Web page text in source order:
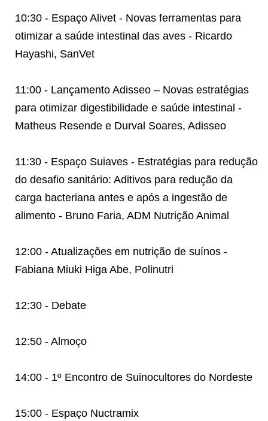
10:30 - Espaço Alivet - Novas ferramentas para
otimizar a saúde intestinal das aves - Ricardo
Hayashi, SanVet
11:00 - Lançamento Adisseo – Novas estratégias
para otimizar digestibilidade e saúde intestinal -
Matheus Resende e Durval Soares, Adisseo
11:30 - Espaço Suiaves - Estratégias para redução
do desafio sanitário: Aditivos para redução da
carga bacteriana antes e após a ingestão de
alimento - Bruno Faria, ADM Nutrição Animal
12:00 - Atualizações em nutrição de suínos -
Fabiana Miuki Higa Abe, Polinutri
12:30 - Debate
12:50 - Almoço
14:00 - 1º Encontro de Suinocultores do Nordeste
15:00 - Espaço Nuctramix